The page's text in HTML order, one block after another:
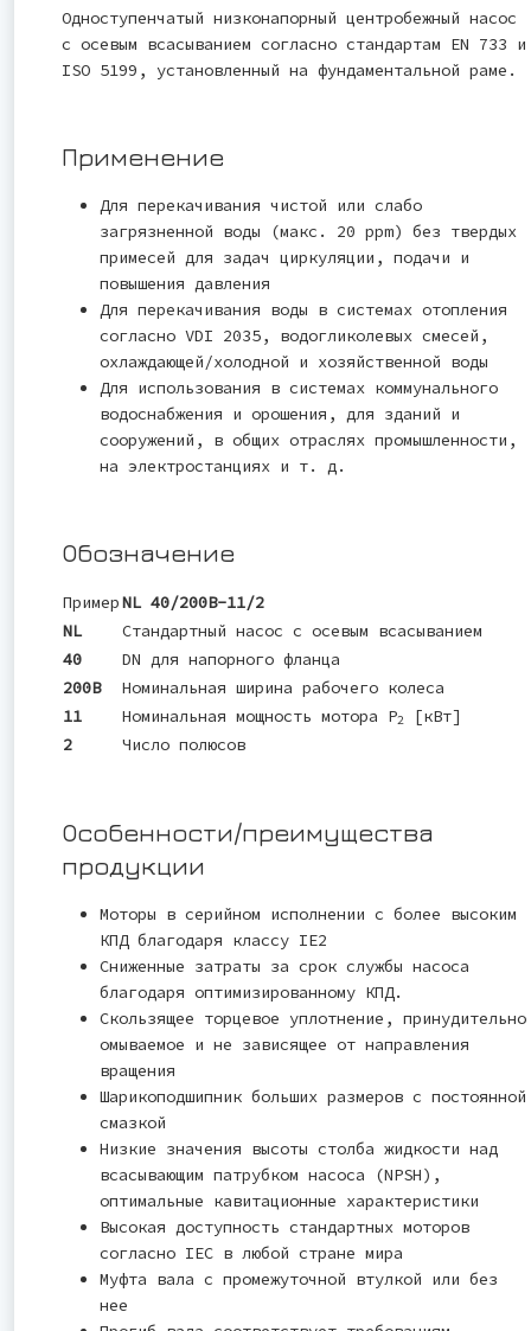
Одноступенчатый низконапорный центробежный насос
с осевым всасыванием согласно стандартам EN 733 и
ISO 5199, установленный на фундаментальной раме.
Применение
Для перекачивания чистой или слабо
загрязненной воды (макс. 20 ppm) без твердых
примесей для задач циркуляции, подачи и
повышения давления
Для перекачивания воды в системах отопления
согласно VDI 2035, водогликолевых смесей,
охлаждающей/холодной и хозяйственной воды
Для использования в системах коммунального
водоснабжения и орошения, для зданий и
сооружений, в общих отраслях промышленности,
на электростанциях и т. д.
Обозначение
ПримерNL 40/200B-11/2
NL
Стандартный насос с осевым всасыванием
40
DN для напорного фланца
200B
Номинальная ширина рабочего колеса
11
Номинальная мощность мотора P2
[кВт]
2
Число полюсов
Особенности/преимущества
продукции
Моторы в серийном исполнении с более высоким
КПД благодаря классу IE2
Сниженные затраты за срок службы насоса
благодаря оптимизированному КПД.
Скользящее торцевое уплотнение, принудительно
омываемое и не зависящее от направления
вращения
Шарикоподшипник больших размеров с постоянной
смазкой
Низкие значения высоты столба жидкости над
всасывающим патрубком насоса (NPSH),
оптимальные кавитационные характеристики
Высокая доступность стандартных моторов
согласно IEC в любой стране мира
Муфта вала с промежуточной втулкой или без
нее